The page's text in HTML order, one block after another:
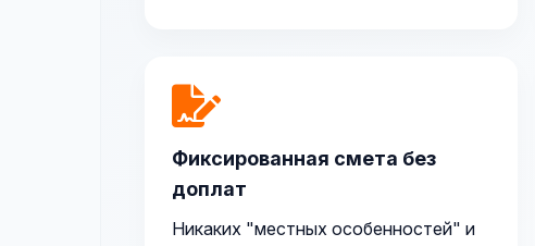
Фиксированная смета без
доплат
Никаких "местных особенностей" и